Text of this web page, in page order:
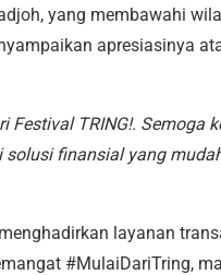
yang membawahi
apresiasinya
TRING!. Semoga
finansial yang
layanan
#MulaiDariTring,